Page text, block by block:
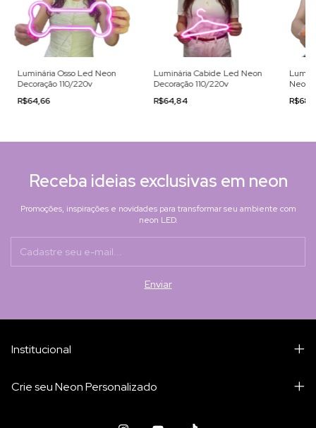
Luminária Osso Led Neon
Decoração 110/220v
R$64,66
Luminária Cabide Led Neon
Decoração 110/220v
R$64,84
Neon
Receba ideias exclusivas em neon
Promoções, inspirações e novidades para transformar seu ambiente com
neon LED.
Institucional
Crie seu Neon Personalizado